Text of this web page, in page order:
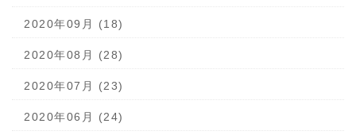
2020年09月 (18)
2020年08月 (28)
2020年07月 (23)
2020年06月 (24)